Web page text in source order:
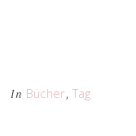
In Bücher, Tag